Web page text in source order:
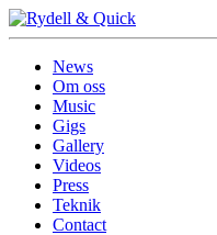
News
Om oss
Music
Gigs
Gallery
Videos
Press
Teknik
Contact